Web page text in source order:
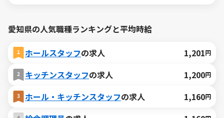
愛知県の人気職種ランキングと平均時給
ホールスタッフの求人 1,201円
キッチンスタッフの求人 1,200円
ホール・キッチンスタッフの求人 1,160円